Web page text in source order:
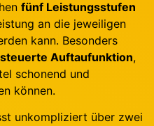
fünf Leistungsstufen
an die jeweiligen
kann. Besonders
Auftaufunktion,
schonend und
können.
unkompliziert über zwei